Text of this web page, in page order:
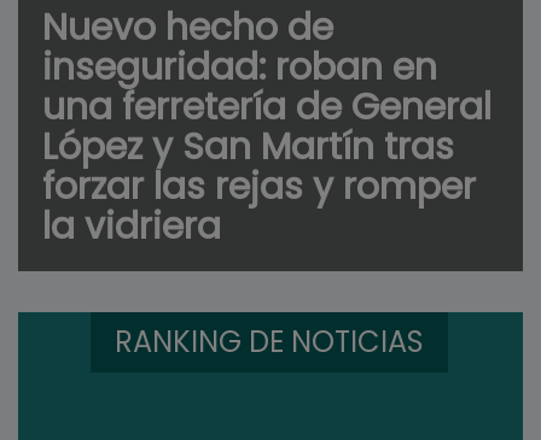
Nuevo hecho de
inseguridad: roban en
una ferretería de General
López y San Martín tras
forzar las rejas y romper
la vidriera
RANKING DE NOTICIAS